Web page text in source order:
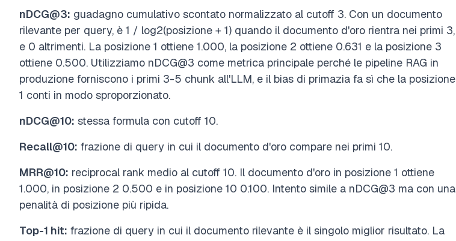
nDCG@3: guadagno cumulativo scontato normalizzato al cutoff 3. Con un documento
rilevante per query, è 1 / log2(posizione + 1) quando il documento d'oro rientra nei primi 3,
e 0 altrimenti. La posizione 1 ottiene 1.000, la posizione 2 ottiene 0.631 e la posizione 3
ottiene 0.500. Utilizziamo nDCG@3 come metrica principale perché le pipeline RAG in
produzione forniscono i primi 3-5 chunk all'LLM, e il bias di primazia fa sì che la posizione
1 conti in modo sproporzionato.
nDCG@10: stessa formula con cutoff 10.
Recall@10: frazione di query in cui il documento d'oro compare nei primi 10.
MRR@10: reciprocal rank medio al cutoff 10. Il documento d'oro in posizione 1 ottiene
1.000, in posizione 2 0.500 e in posizione 10 0.100. Intento simile a nDCG@3 ma con una
penalità di posizione più ripida.
Top-1 hit: frazione di query in cui il documento rilevante è il singolo miglior risultato. La